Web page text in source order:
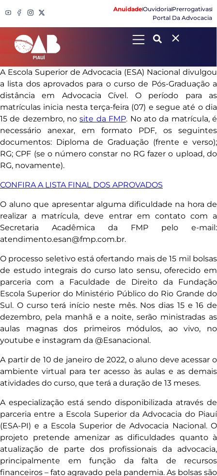
AnuidadeOuvidoriaPrerrogativas
Portal Da Advocacia
Search
A Escola Superior de Advocacia (ESA) Nacional divulgou
a lista dos aprovados para o curso de Pós-Graduação a
distância em Advocacia Cível. O período para as
matrículas inicia nesta terça-feira (07) e segue até o dia
15 de dezembro, nosite da FMP. No ato da matrícula, é
necessário anexar, em formato PDF, os seguintes
documentos: Diploma de Graduação (frente e verso);
RG; CPF (se o número constar no RG fazer o upload, do
RG, novamente).
CONFIRA A LISTA FINAL DOS APROVADOS
O aluno que apresentar alguma dificuldade na hora de
realizar a matrícula, deve entrar em contato com a
Secretaria Acadêmica da FMP pelo e-mail:
atendimento.esan@fmp.com.br.
O processo seletivo está ofertando mais de 15 mil bolsas
de estudo integrais do curso lato sensu, oferecido em
parceria com a Faculdade de Direito da Fundação
Escola Superior do Ministério Público do Rio Grande do
Sul. O curso terá início neste mês. Nos dias 15 e 16 de
dezembro, pela manhã e a noite, serão ministradas as
aulas magnas dos primeiros módulos, ao vivo, no
youtube e instagram da @Esanacional.
A partir de 10 de janeiro de 2022, o aluno deve acessar o
ambiente virtual para ter acesso às aulas e as demais
atividades do curso, que terá a duração de 13 meses.
A especialização está sendo disponibilizada através de
parceria entre a Escola Superior da Advocacia do Piauí
(ESA-PI) e a Escola Superior de Advocacia Nacional. O
projeto pretende amenizar as dificuldades quanto à
atualização de parte dos profissionais da advocacia,
principalmente em função da falta de recursos
financeiros – fato agravado pela pandemia. As bolsas são